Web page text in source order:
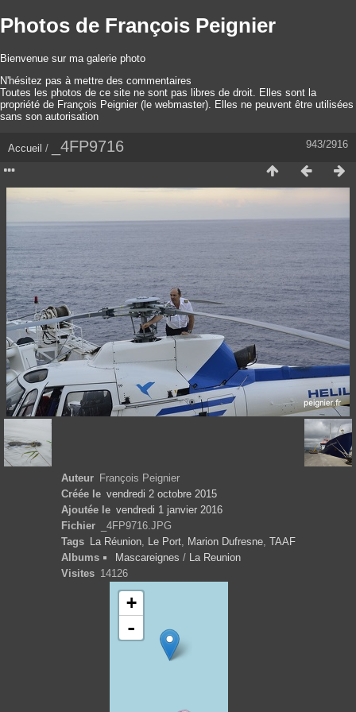
Photos de François Peignier
Bienvenue sur ma galerie photo
N'hésitez pas à mettre des commentaires
Toutes les photos de ce site ne sont pas libres de droit. Elles sont la
propriété de François Peignier (le webmaster). Elles ne peuvent être utilisées
sans son autorisation
943/2916
Accueil / _4FP9716
Auteur François Peignier
Créée le vendredi 2 octobre 2015
Ajoutée le vendredi 1 janvier 2016
Fichier
_4FP9716.JPG
Tags
La Réunion, Le Port, Marion Dufresne, TAAF
Albums
Mascareignes /
La Reunion
Visites 14126
+
-